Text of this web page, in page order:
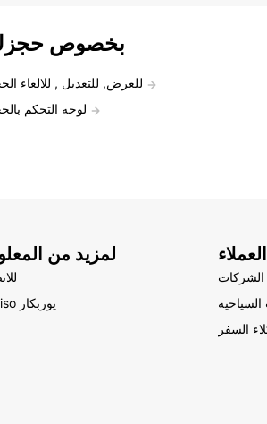
بخصوص
للعرض, للتعديل , للالغاء
لوحه التحكم
لمزيد من
تطبيق iso يوربكار
السفر